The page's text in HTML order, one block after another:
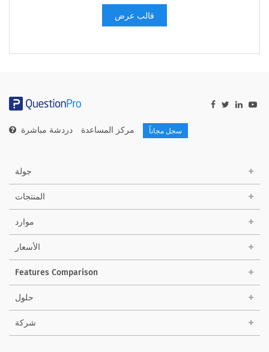
قالب عرض
مركز المساعدة دردشة مباشرة سجل مجاناً
جولة
المنتجات
موارد
الأسعار
Features Comparison
حلول
شركة